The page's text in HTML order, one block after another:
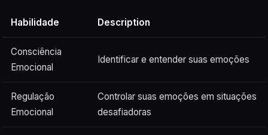
Habilidade Description
Consciência
Emocional
Identificar e entender suas emoções
Regulação
Emocional
Controlar suas emoções em situações
desafiadoras